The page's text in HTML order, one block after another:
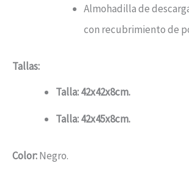
Almohadilla de
con recubrimiento de
Tallas:
Talla: 42x42x8cm.
Talla: 42x45x8cm.
Color:Negro.